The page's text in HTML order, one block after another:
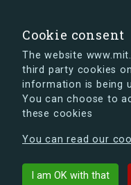
Cookie consent
The website
third party cookies
information is being
You can choose to
these cookies
You can read our
I am OK with that
s.dk is getting a new
can already take a
List buildings